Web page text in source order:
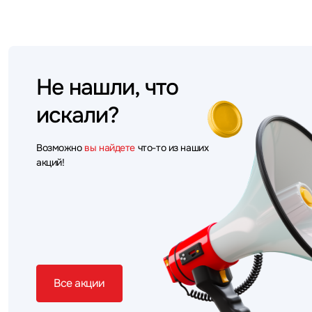
Не нашли, что
искали?
Возможно вы найдете что-то из наших
акций!
Все акции